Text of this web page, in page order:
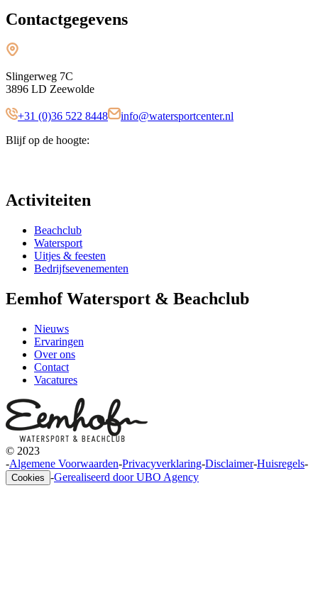
Contactgegevens
Slingerweg 7C
3896 LD Zeewolde
+31 (0)36 522 8448
info@watersportcenter.nl
Blijf op de hoogte:
Activiteiten
Beachclub
Watersport
Uitjes & feesten
Bedrijfsevenementen
Eemhof Watersport & Beachclub
Nieuws
Ervaringen
Over ons
Contact
Vacatures
© 2023
-Algemene Voorwaarden-Privacyverklaring-Disclaimer-Huisregels-
Cookies -Gerealiseerd door UBO Agency